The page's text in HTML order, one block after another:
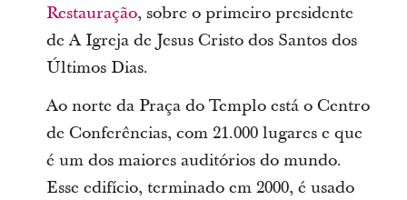
Restauração, sobre o primeiro presidente
de A Igreja de Jesus Cristo dos Santos dos
Últimos Dias.
Ao norte da Praça do Templo está o Centro
de Conferências, com 21.000 lugares e que
é um dos maiores auditórios do mundo.
Esse edifício, terminado em 2000, é usado